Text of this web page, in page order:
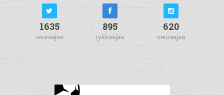
1635
seuraajaa
895
tykkääjää
620
seuraajaa